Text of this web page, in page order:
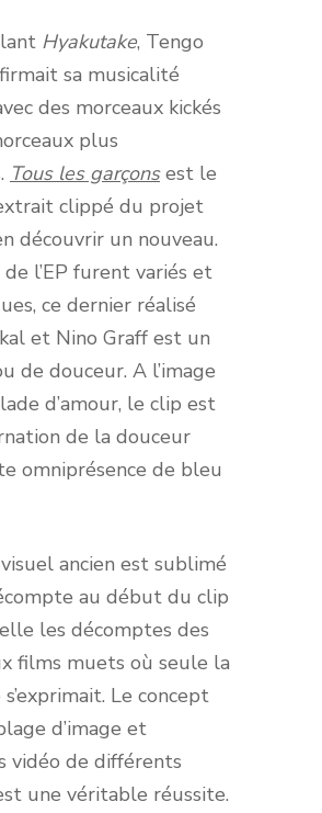
Hyakutake, Tengo
sa musicalité
des morceaux kickés
plus
Tous les garçonsest le
clippé du projet
découvrir un nouveau.
de l’EP furent variés et
ce dernier réalisé
et Nino Graff est un
de douceur. A l’image
d’amour, le clip est
de la douceur
omniprésence de bleu
ancien est sublimé
au début du clip
les décomptes des
films muets où seule la
Le concept
d’image et
vidéo de différents
une véritable réussite.